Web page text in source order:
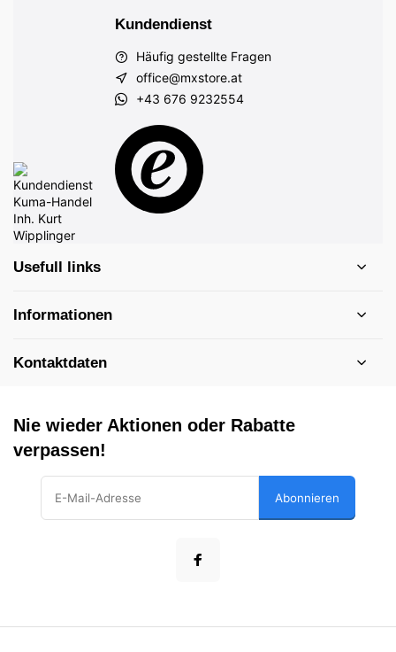
Kundendienst
Häufig gestellte Fragen
office@mxstore.at
+43 676 9232554
Usefull links
Informationen
Kontaktdaten
Nie wieder Aktionen oder Rabatte
verpassen!
Abonnieren